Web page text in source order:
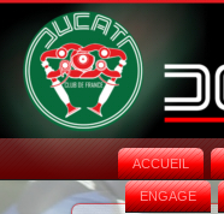
ACCUEIL
ENGAGE